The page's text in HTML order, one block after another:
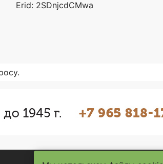
Erid: 2SDnjcdCMwa